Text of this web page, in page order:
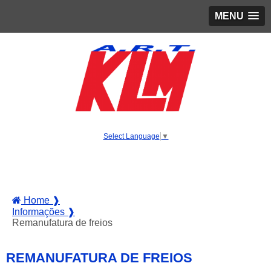
MENU
Select Language ▼
Home ❱
Informações ❱
Remanufatura de freios
REMANUFATURA DE FREIOS